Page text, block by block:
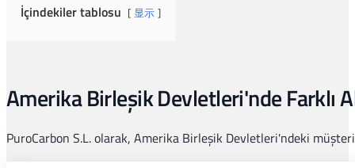
İçindekiler tablosu 显示
Amerika Birleşik Devletleri'nde Farklı
PuroCarbon S.L. olarak, Amerika Birleşik Devletleri'ndeki